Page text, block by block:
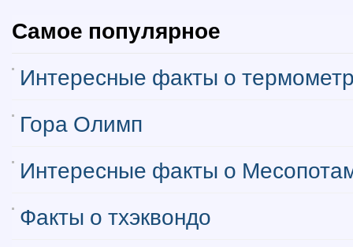
Самое популярное
Интересные факты о
Гора Олимп
Интересные факты о
Факты о тхэквондо